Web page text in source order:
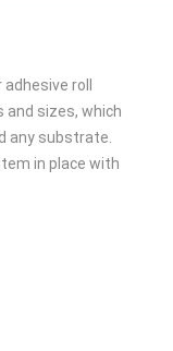
roll
and sizes, which
any substrate.
in place with